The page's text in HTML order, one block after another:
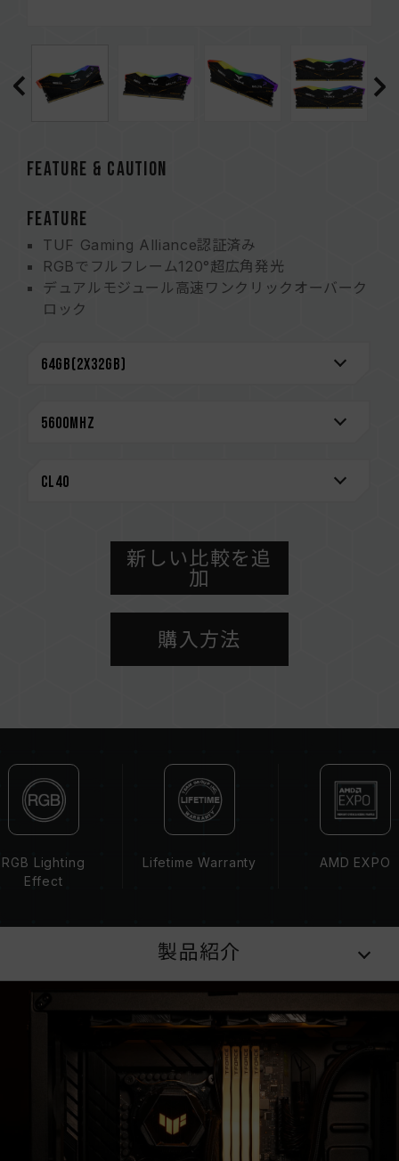
FEATURE & CAUTION
FEATURE
TUF Gaming Alliance認証済み
RGBでフルフレーム120°超広角発光
デュアルモジュール高速ワンクリックオーバーク
ロック
オンダイECC機能が内蔵され、システムの安定性
厳選された高品質のIC
最新的な回路構造設計による低消費電力化で発熱
（米国発明特許: US12111715B2）
互換性のあるプラットフォームの詳細情報は、
互換性チェック」ページにてご確認ください。
定、マザーボード、およびCPUの互換性によって
容量、周波数、ブランド、モデルが異なるメモリ
ーを混在させないでください。各セットのメモリ
ーは互換性検証を通じてされます。異なるセット
のメモリーを混在させると、システムが不安定に
す。
ードのBIOSバージョンは、メモリの動作周波数
に影響を与える可能性があります。
XMP 3.0（Intel）またはEXPO（AMD）を有効
にしない場合、メモリはSPDのデフォルト周波数
（JEDEC標準）で動作し、例えばDDR5-
4800（またはそれ以下）となります。これは正
常な動作であり、製品の欠陥ではありません。
XMP 3.0 / EXPOは手動で有効にする必要があ
り、一部のマザーボードでは、指定された周波数
に達しない可能性があります。最大動作周波数
は、システム設定性によって決まります。
新しい比較を追
加
購入方法
RGB Lighting
Effect
Lifetime Warranty AMD EXPO
製品紹介